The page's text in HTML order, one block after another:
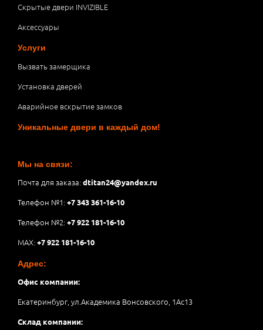
Скрытые двери INVIZIBLE
Аксессуары
Услуги
Вызвать замерщика
Установка дверей
Аварийное вскрытие замков
Уникальные двери в каждый дом!
Мы на связи:
Почта для заказа:dtitan24@yandex.ru
Телефон №1:+7 343 361-16-10
Телефон №2:+7 922 181-16-10
MAX:+7 922 181-16-10
Адрес:
Офис компании:
Екатеринбург, ул.Академика Вонсовского, 1Аc13
Склад компании: